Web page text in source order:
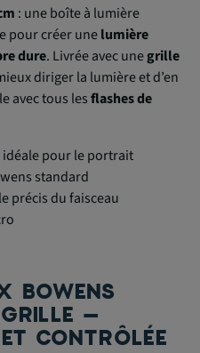
: une boîte à lumière
pour créer unelumière
dure. Livrée avec unegrille
diriger la lumière et d’en
avec tous lesflashes de
pour le portrait
standard
précis du faisceau
BOWENS
–
CONTRÔLÉE